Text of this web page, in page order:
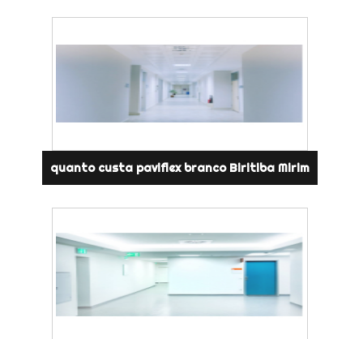
quanto custa paviflex branco Biritiba Mirim